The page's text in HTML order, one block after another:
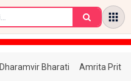
Dharamvir Bharati Amrita